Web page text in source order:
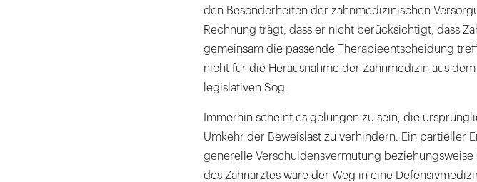
den Besonderheiten der zahnmedizinischen
Rechnung trägt, dass er nicht berücksichtigt, dass
gemeinsam die passende Therapieentscheidung
nicht für die Herausnahme der Zahnmedizin aus
legislativen Sog.
Immerhin scheint es gelungen zu sein, die
Umkehr der Beweislast zu verhindern. Ein partieller
generelle Verschuldensvermutung beziehungsweise
des Zahnarztes wäre der Weg in eine